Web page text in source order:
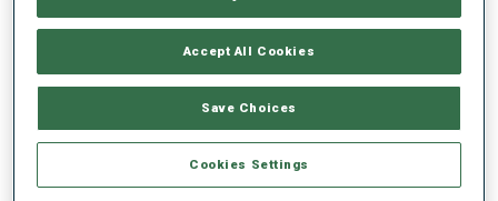
TIR COUCHÉ
Données non disponibles
Données non disponibles
Accept All Cookies
Save Choices
Cookies Settings